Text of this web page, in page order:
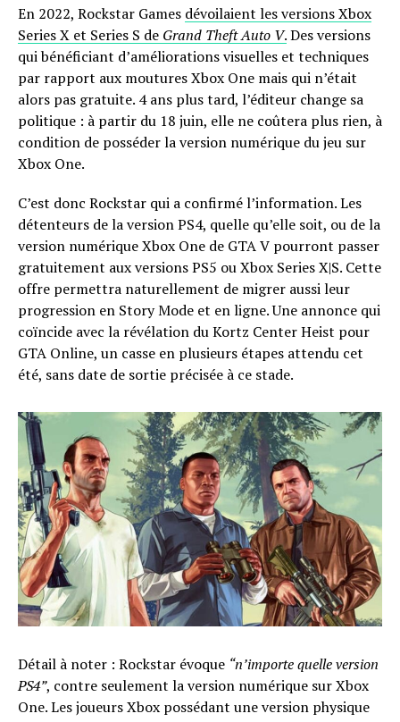
En 2022, Rockstar Games dévoilaient les versions Xbox
Series X et Series S de Grand Theft Auto V.Des versions
qui bénéficiant d’améliorations visuelles et techniques
par rapport aux moutures Xbox One mais qui n’était
alors pas gratuite. 4 ans plus tard, l’éditeur change sa
politique : à partir du 18 juin, elle ne coûtera plus rien, à
condition de posséder la version numérique du jeu sur
Xbox One.
C’est donc Rockstar qui a confirmé l’information. Les
détenteurs de la version PS4, quelle qu’elle soit, ou de la
version numérique Xbox One de GTA V pourront passer
gratuitement aux versions PS5 ou Xbox Series X|S. Cette
offre permettra naturellement de migrer aussi leur
progression en Story Mode et en ligne. Une annonce qui
coïncide avec la révélation du Kortz Center Heist pour
GTA Online, un casse en plusieurs étapes attendu cet
été, sans date de sortie précisée à ce stade.
Détail à noter : Rockstar évoque “n’importe quelle version
PS4”, contre seulement la version numérique sur Xbox
One. Les joueurs Xbox possédant une version physique